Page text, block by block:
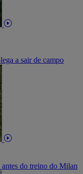
a sair de campo
do treino do Milan